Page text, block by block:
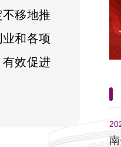
移地推
和各项
效促进